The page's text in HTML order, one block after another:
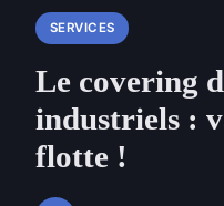
SERVICES
Le covering
industriels :
flotte !